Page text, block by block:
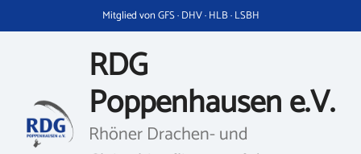
Inhalt
Mitglied von GFS · DHV · HLB · LSBH
RDG
Poppenhausen e.V.
Rhöner Drachen- und